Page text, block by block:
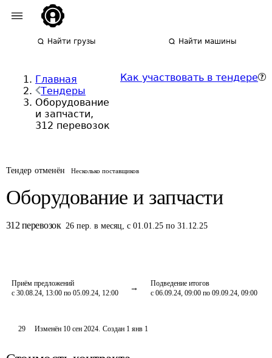
Найти грузы Найти машины
Главная
Тендеры
Оборудование
и запчасти,
312 перевозок
Как участвовать в тендере
Тендер отменён Несколько поставщиков
Оборудование и запчасти
312 перевозок 26 пер. в месяц,с 01.01.25 по 31.12.25
Приём предложений
с 30.08.24, 13:00 по 05.09.24, 12:00
Подведение итогов
с 06.09.24, 09:00 по 09.09.24, 09:00
29 Изменён 10 сен 2024. Создан 1 янв 1